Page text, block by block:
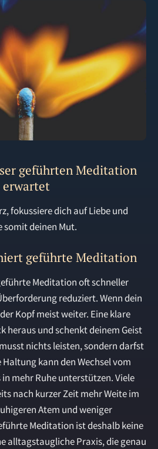
geführten Meditation
erwartet
fokussiere dich auf Liebe und
somit deinen Mut.
geführte Meditation
Meditation oft schneller
reduziert. Wenn dein
Kopf meist weiter. Eine klare
heraus und schenkt deinem Geist
nichts leisten, sondern darfst
kann den Wechsel vom
mehr Ruhe unterstützen. Viele
nach kurzer Zeit mehr Weite im
Atem und weniger
Meditation ist deshalb keine
alltagstaugliche Praxis, die genau